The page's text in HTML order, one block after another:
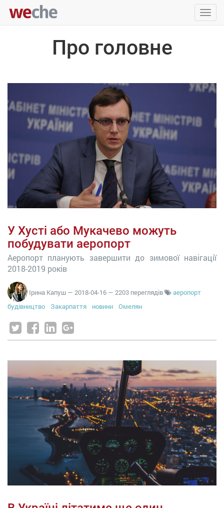
Про головне
У Хусті або Мукачево можуть
побудувати аеропорт
Аеропорт планують завершити до зимової навігації
2018-2019 років
Ірина Капуш — 2018-04-16 — 2203 переглядів
аеропорт
будівництво
Закарпаття новини Омелян